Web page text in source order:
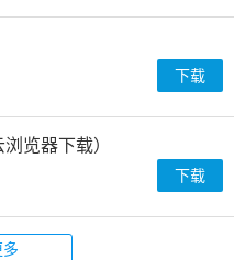
下载
览器下载）
下载